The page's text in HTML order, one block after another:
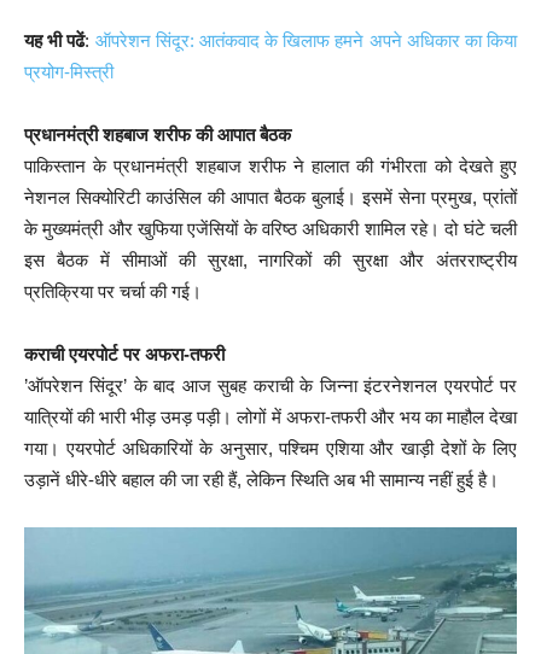
यह भी पढें: ऑपरेशन सिंदूर: आतंकवाद के खिलाफ हमने अपने अधिकार का किया
प्रयोग-मिस्त्री
प्रधानमंत्री शहबाज शरीफ की आपात बैठक
पाकिस्तान के प्रधानमंत्री शहबाज शरीफ ने हालात की गंभीरता को देखते हुए
नेशनल सिक्योरिटी काउंसिल की आपात बैठक बुलाई। इसमें सेना प्रमुख, प्रांतों
के मुख्यमंत्री और खुफिया एजेंसियों के वरिष्ठ अधिकारी शामिल रहे। दो घंटे चली
इस बैठक में सीमाओं की सुरक्षा, नागरिकों की सुरक्षा और अंतरराष्ट्रीय
प्रतिक्रिया पर चर्चा की गई।
कराची एयरपोर्ट पर अफरा-तफरी
’ऑपरेशन सिंदूर’ के बाद आज सुबह कराची के जिन्ना इंटरनेशनल एयरपोर्ट पर
यात्रियों की भारी भीड़ उमड़ पड़ी। लोगों में अफरा-तफरी और भय का माहौल देखा
गया। एयरपोर्ट अधिकारियों के अनुसार, पश्चिम एशिया और खाड़ी देशों के लिए
उड़ानें धीरे-धीरे बहाल की जा रही हैं, लेकिन स्थिति अब भी सामान्य नहीं हुई है।